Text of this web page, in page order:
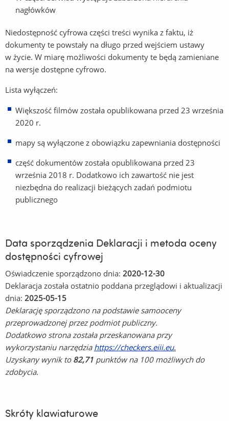
nagłówków
Niedostępność cyfrowa części treści wynika z faktu, iż
dokumenty te powstały na długo przed wejściem ustawy
w życie. W miarę możliwości dokumenty te będą zamieniane
na wersje dostępne cyfrowo.
Lista wyłączeń:
Większość filmów została opublikowana przed 23 września
2020 r.
mapy są wyłączone z obowiązku zapewniania dostępności
część dokumentów została opublikowana przed 23
września 2018 r. Dodatkowo ich zawartość nie jest
niezbędna do realizacji bieżących zadań podmiotu
publicznego
Data sporządzenia Deklaracji i metoda oceny
dostępności cyfrowej
Oświadczenie sporządzono dnia: 2020-12-30
Deklaracja została ostatnio poddana przeglądowi i aktualizacji
dnia: 2025-05-15
Deklarację sporządzono na podstawie samooceny
przeprowadzonej przez podmiot publiczny.
Dodatkowo strona została przeskanowana przy
wykorzystaniu narzędzia https://checkers.eiii.eu.
Uzyskany wynik to 82,71 punktów na 100 możliwych do
zdobycia.
Skróty klawiaturowe